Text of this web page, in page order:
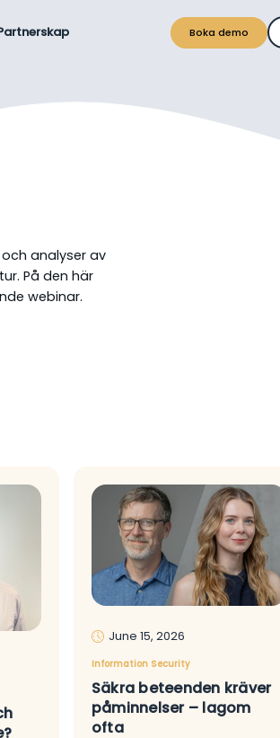
Boka demo
analyser av
På den här
webinar.
June 15, 2026
Information Security
Säkra beteenden kräver
påminnelser – lagom
ofta